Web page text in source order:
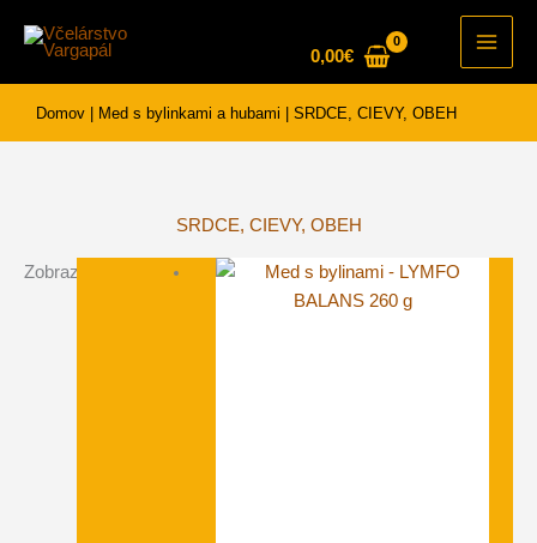
0,00€
Main
Domov Med s bylinkami a hubami SRDCE, CIEVY, OBEH
SRDCE, CIEVY, OBEH
Zobrazujú sa 4 výsledky